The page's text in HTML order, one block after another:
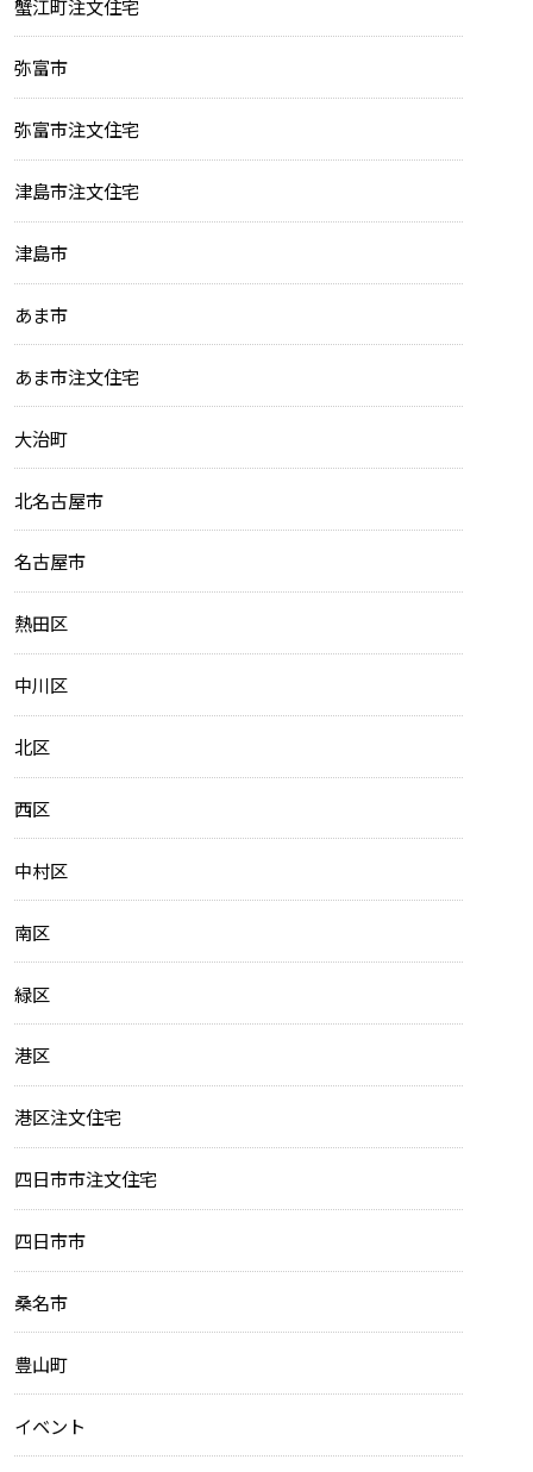
蟹江町注文住宅
弥富市
弥富市注文住宅
津島市注文住宅
津島市
あま市
あま市注文住宅
大治町
北名古屋市
名古屋市
熱田区
中川区
北区
西区
中村区
南区
緑区
港区
港区注文住宅
四日市市注文住宅
四日市市
桑名市
豊山町
イベント